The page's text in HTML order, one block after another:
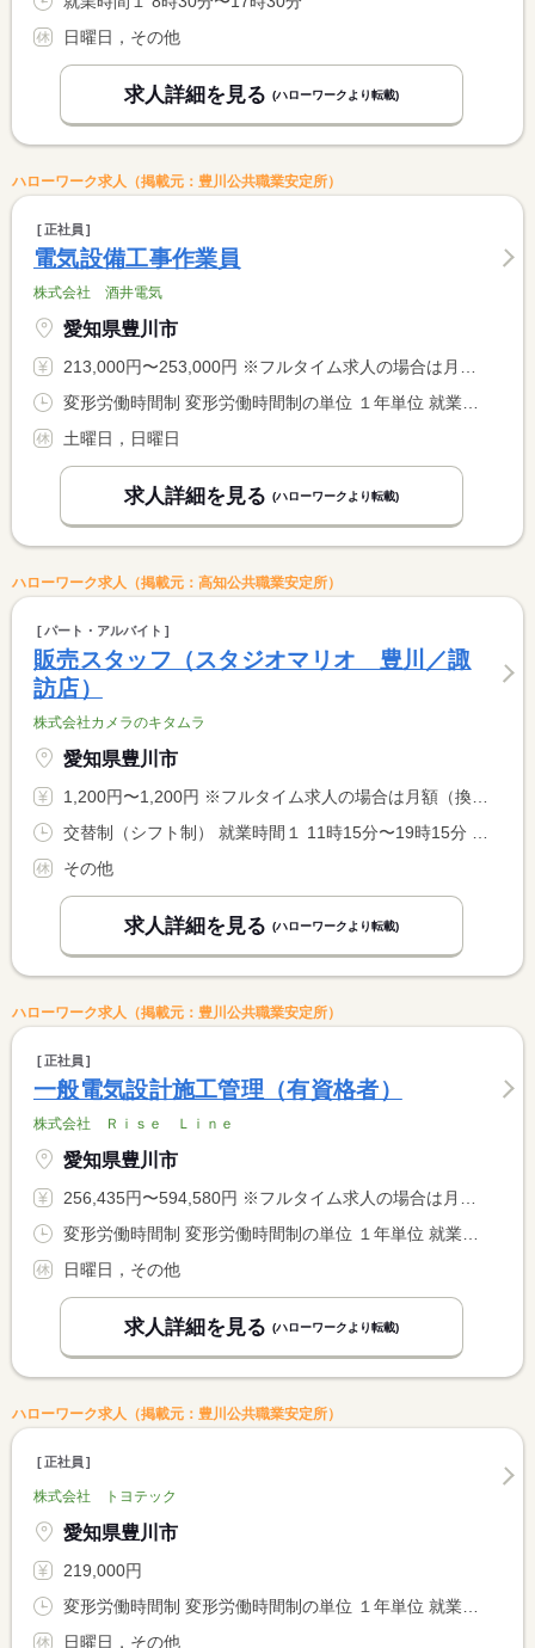
日曜日，その他
求人詳細を見る (ハローワークより転載)
ハローワーク求人（掲載元：豊川公共職業安定所）
正社員
電気設備工事作業員
株式会社 酒井電気
愛知県豊川市
213,000円〜253,000円 ※フルタイム求人の場合は月額（換算額）、パート求人の場合は時間額を表示しています。
土曜日，日曜日
求人詳細を見る (ハローワークより転載)
ハローワーク求人（掲載元：高知公共職業安定所）
パート・アルバイト
販売スタッフ（スタジオマリオ 豊川／諏
訪店）
株式会社カメラのキタムラ
愛知県豊川市
1,200円〜1,200円 ※フルタイム求人の場合は月額（換算額）、パート求人の場合は時間額を表示しています。
その他
求人詳細を見る (ハローワークより転載)
ハローワーク求人（掲載元：豊川公共職業安定所）
正社員
一般電気設計施工管理（有資格者）
株式会社 Ｒｉｓｅ Ｌｉｎｅ
愛知県豊川市
256,435円〜594,580円 ※フルタイム求人の場合は月額（換算額）、パート求人の場合は時間額を表示しています。
日曜日，その他
求人詳細を見る (ハローワークより転載)
ハローワーク求人（掲載元：豊川公共職業安定所）
正社員
株式会社 トヨテック
愛知県豊川市
219,000円
日曜日，その他